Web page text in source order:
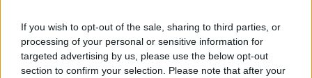
If you wish to opt-out of the sale, sharing to third parties, or
processing of your personal or sensitive information for
targeted advertising by us, please use the below opt-out
section to confirm your selection. Please note that after your